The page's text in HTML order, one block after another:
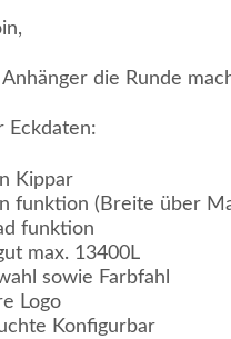
die Runde
Eckdaten:
Kippar
funktion (Breite über
funktion
max. 13400L
sowie Farbfahl
Logo
Konfigurbar